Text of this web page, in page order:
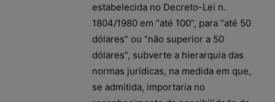
estabelecida no Decreto-Lei n.
1804/1980 em “até 100”, para “até 50
dólares” ou “não superior a 50
dólares”, subverte a hierarquia das
normas jurídicas, na medida em que,
se admitida, importaria no